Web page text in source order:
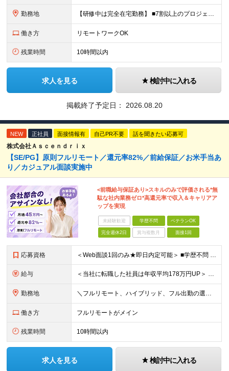
勤務地 【研修中は完全在宅勤務】 ■7割以上のプロジェクトでリモートワークを導入 ■一都三県のプロジェクト先 ■転居を伴う転勤なし ＜プロジェクト先＞ 東京・神奈川・千葉・埼玉でのプロジェクト先にて勤務いた
働き方 リモートワークOK
残業時間 10時間以内
求人を見る 検討中に入れる
掲載終了予定日： 2026.08.20
NEW 正社員 面接情報有 自己PR不要 話を聞きたい応募可
株式会社Ａｓｃｅｎｄｒｉｘ
【SE/PG】原則フルリモート／還元率82%／前給保証／お米手当あ
り／カジュアル面談実施中
<前職給与保証あり>スキルのみで評価される*無
駄な社内業務ゼロ*高還元率で収入＆キャリアア
ップを実現
未経験歓迎 学歴不問 ベテランOK
完全週休2日 賞与複数月 面接1回
応募資格 ＜Web面談1回のみ★即日内定可能＞ ■学歴不問 ■エンジニアとしての実務経験1年以上 （開発・インフラ・技術・工程など不問）
給与 ＜当社に転職した社員は年収平均178万円UP＞ 月給45万円～120万円＋賞与＋各手当 ※経験・能力などを考慮の上、決定します ※案件の契約内容（月単金など）や昇給、賞与額はすべてシステム上で開示し
勤務地 ＼フルリモート、ハイブリッド、フル出勤の選択可＆帰社日なし／ 【下記エリアを中心とするクライアント先または自宅にて勤務】 ■首都圏：東京・埼玉・千葉・神奈川 ■関西：大阪・兵庫・京都・滋賀・奈良・和
働き方 フルリモートがメイン
残業時間 10時間以内
求人を見る 検討中に入れる